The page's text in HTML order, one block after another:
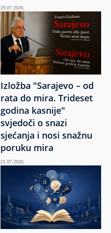
29.07.2026.
Izložba "Sarajevo – od
rata do mira. Trideset
godina kasnije"
svjedoči o snazi
sjećanja i nosi snažnu
poruku mira
21.07.2026.